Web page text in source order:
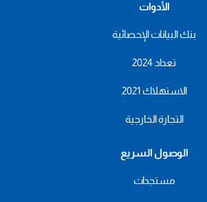
الأدوات
بنك البيانات الإحصائية
تعداد 2024
الاستهلاك 2021
التجارة الخارجية
الوصول السريع
مستجدات